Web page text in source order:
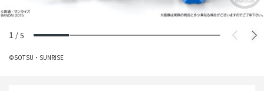
1 /5
©SOTSU・SUNRISE